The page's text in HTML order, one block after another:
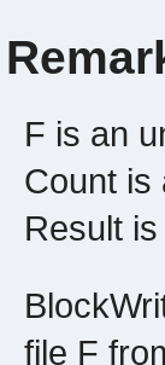
F is an
Count is
Result
file F